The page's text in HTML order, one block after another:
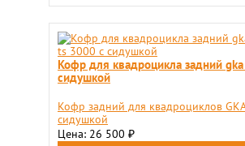
Кофр для квадроцикла задний
сидушкой
​Кофр задний для квадроциклов
сидушкой
Цена: 26 500 ₽